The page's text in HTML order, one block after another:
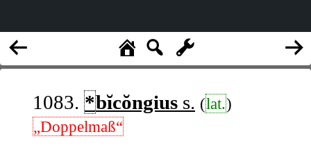
1083. *bĭcŏngius s. (lat.)
„Doppelmaß“